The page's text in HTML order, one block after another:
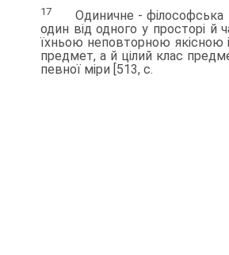
17 Одиничне - філософська
один від одного у просторі й
їхньою непо­вторною якісною
предмет, а й цілий клас
певної міри [513, с.